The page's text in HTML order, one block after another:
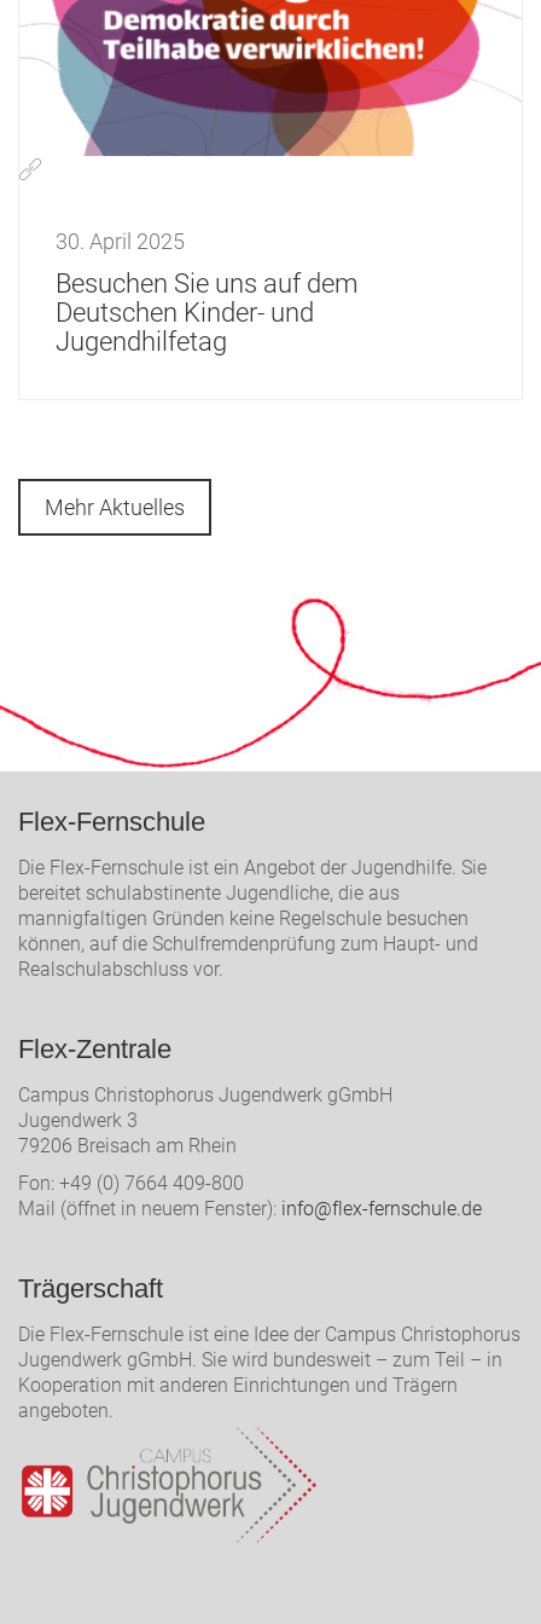
30. April 2025
Besuchen Sie uns auf dem
Deutschen Kinder- und
Jugendhilfetag
Mehr Aktuelles
Flex-Fernschule
Die Flex-Fernschule ist ein Angebot der Jugendhilfe. Sie
bereitet schulabstinente Jugendliche, die aus
mannigfaltigen Gründen keine Regelschule besuchen
können, auf die Schulfremdenprüfung zum Haupt- und
Realschulabschluss vor.
Flex-Zentrale
Campus Christophorus Jugendwerk gGmbH
Jugendwerk 3
79206 Breisach am Rhein
Fon: +49 (0) 7664 409-800
Mail (öffnet in neuem Fenster): info@flex-fernschule.de
Trägerschaft
Die Flex-Fernschule ist eine Idee der Campus Christophorus
Jugendwerk gGmbH. Sie wird bundesweit – zum Teil – in
Kooperation mit anderen Einrichtungen und Trägern
angeboten.